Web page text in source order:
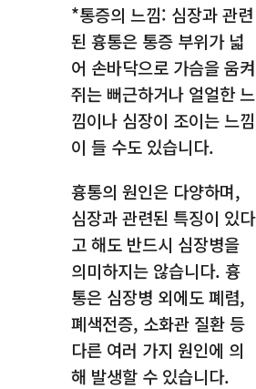
*통증의 느낌: 심장과 관련
된 흉통은 통증 부위가 넓
어 손바닥으로 가슴을 움켜
쥐는 뻐근하거나 얼얼한 느
낌이나 심장이 조이는 느낌
이 들 수도 있습니다.
흉통의 원인은 다양하며,
심장과 관련된 특징이 있다
고 해도 반드시 심장병을
의미하지는 않습니다. 흉
통은 심장병 외에도 폐렴,
폐색전증, 소화관 질환 등
다른 여러 가지 원인에 의
해 발생할 수 있습니다.